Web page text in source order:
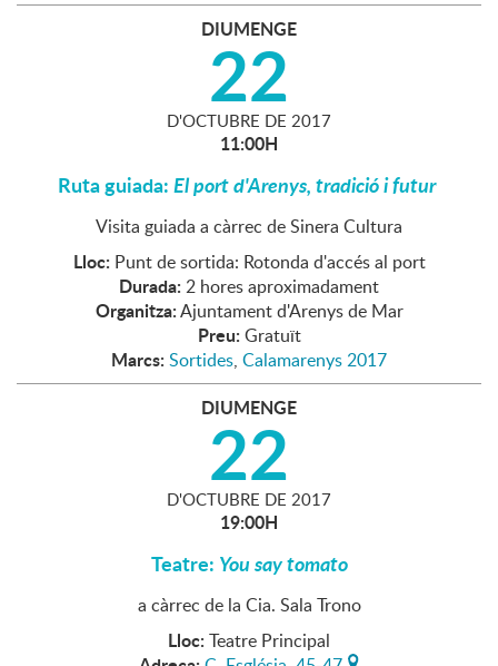
DIUMENGE
22
D'OCTUBRE DE 2017
11:00H
Ruta guiada:El port d'Arenys, tradició i futur
Visita guiada a càrrec de Sinera Cultura
Lloc: Punt de sortida: Rotonda d'accés al port
Durada: 2 hores aproximadament
Organitza:Ajuntament d'Arenys de Mar
Preu: Gratuït
Marcs: Sortides, Calamarenys 2017
DIUMENGE
22
D'OCTUBRE DE 2017
19:00H
Teatre: You say tomato
a càrrec de la Cia. Sala Trono
Lloc: Teatre Principal